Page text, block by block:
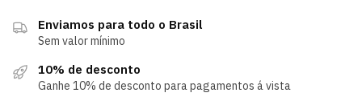
Enviamos para todo o Brasil
Sem valor mínimo
10% de desconto
Ganhe 10% de desconto para pagamentos á vista